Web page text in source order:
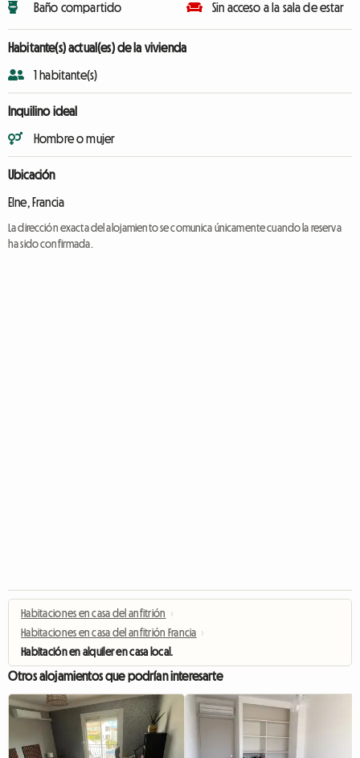
Baño compartido
Sin acceso a la sala de estar
Habitante(s) actual(es) de la vivienda
1 habitante(s)
Inquilino ideal
Hombre o mujer
Ubicación
Elne, Francia
La dirección exacta del alojamiento se comunica únicamente cuando la reserva
ha sido confirmada.
Habitaciones en casa del anfitrión ›
Habitaciones en casa del anfitrión Francia ›
Habitación en alquiler en casa local.
Otros alojamientos que podrían interesarte